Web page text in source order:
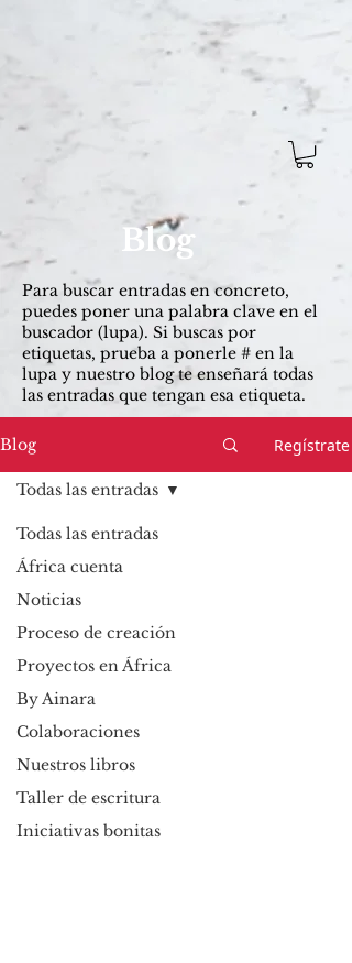
Blog
Para buscar entradas ​en concreto,
puedes poner una palabra clave en el
buscador (lupa). Si buscas por
etiquetas, prueba a ponerle # en la
lupa y nuestro blog te enseñará todas
las entradas que tengan esa etiqueta.
Blog Regístrate
Todas las entradas
África cuenta
Noticias
Proceso de creación
Proyectos en África
By Ainara
Colaboraciones
Nuestros libros
Taller de escritura
Iniciativas bonitas
Todas las entradas